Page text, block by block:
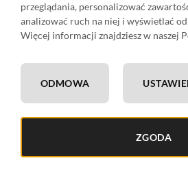
poniedziałek - piątek 8:00-
Adoris Dorota Święcka
58-502 Jelenia Góra
przeglądania, personalizować
analizować ruch na niej i wyświetlać
Więcej informacji znajdziesz w naszej
ZGODA
ODMOWA